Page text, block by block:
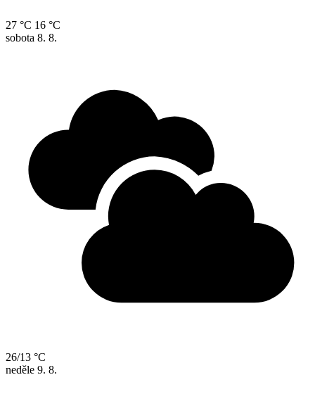
27 °C 16 °C
sobota 8. 8.
26/13 °C
neděle 9. 8.